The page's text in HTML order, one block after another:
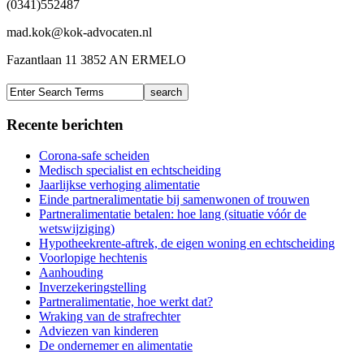
(0341)552487
mad.kok@kok-advocaten.nl
Fazantlaan 11 3852 AN ERMELO
Recente berichten
Corona-safe scheiden
Medisch specialist en echtscheiding
Jaarlijkse verhoging alimentatie
Einde partneralimentatie bij samenwonen of trouwen
Partneralimentatie betalen: hoe lang (situatie vóór de
wetswijziging)
Hypotheekrente-aftrek, de eigen woning en echtscheiding
Voorlopige hechtenis
Aanhouding
Inverzekeringstelling
Partneralimentatie, hoe werkt dat?
Wraking van de strafrechter
Adviezen van kinderen
De ondernemer en alimentatie